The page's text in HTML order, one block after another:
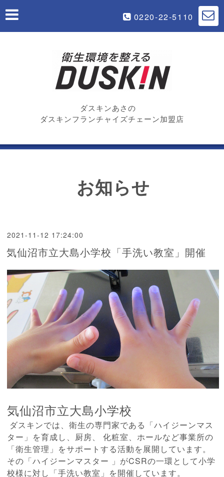
0220-22-5110
ダスキンあさの
ダスキンフランチャイズチェーン加盟店
お知らせ
2021-11-12 17:24:00
気仙沼市立大島小学校「手洗い教室」開催
気仙沼市立大島小学校
ダスキンでは、衛生の専門家である「ハイジーンマス
ター」を育成し、厨房、 化粧室、ホールなど事業所の
「衛生管理」をサポートする活動を展開しています。
その「ハイジーンマスター 」がCSRの一環として小学
校様に対し「手洗い教室」を開催しています。